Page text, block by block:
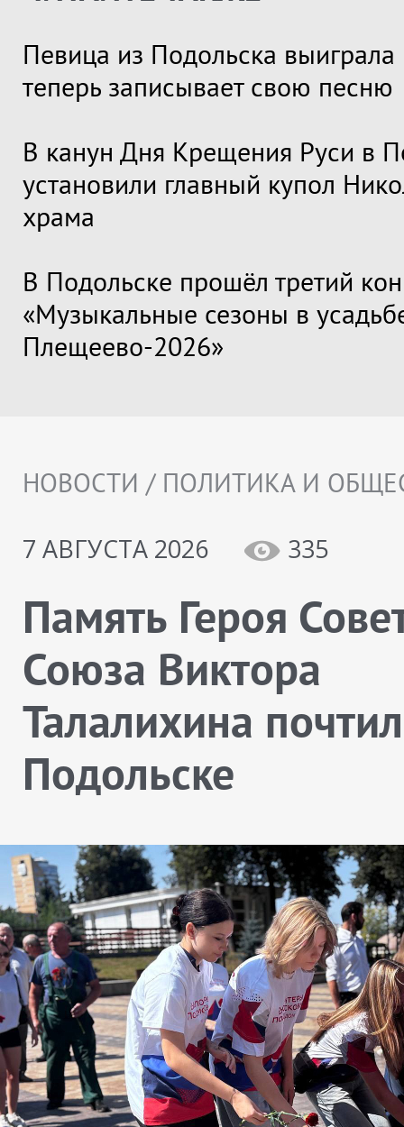
Певица из Подольска выиграла
теперь записывает свою песню
В канун Дня Крещения Руси в
установили главный купол
храма
В Подольске прошёл третий
«Музыкальные сезоны в
Плещеево-2026»
НОВОСТИ / ПОЛИТИКА И
7 АВГУСТА 2026
335
Память Героя
Союза Виктора
Талалихина
Подольске